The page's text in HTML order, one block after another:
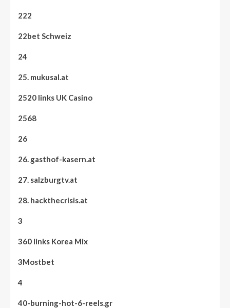
222
22bet Schweiz
24
25. mukusal.at
2520 links UK Casino
2568
26
26. gasthof-kasern.at
27. salzburgtv.at
28. hackthecrisis.at
3
360 links Korea Mix
3Mostbet
4
40-burning-hot-6-reels.gr